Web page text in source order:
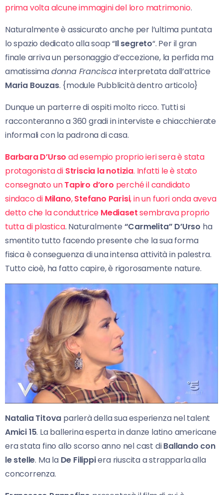
prima volta alcune immagini del loro matrimonio.
Naturalmente è assicurato anche per l’ultima puntata
lo spazio dedicato alla soap “Il segreto“. Per il gran
finale arriva un personaggio d’eccezione, la perfida ma
amatissimadonna Franciscainterpretata dall’attrice
Maria Bouzas. {module Pubblicità dentro articolo}
Dunque un parterre di ospiti molto ricco. Tutti si
racconteranno a 360 gradi in interviste e chiacchierate
informali con la padrona di casa.
Barbara D’Urso ad esempio proprio ieri sera è stata
protagonista di Striscia la notizia. Infatti le è stato
consegnato unTapiro d’oro perché il candidato
sindaco di Milano,Stefano Parisi, in un fuori onda aveva
detto che la conduttrice Mediasetsembrava proprio
tutta di plastica. Naturalmente “Carmelita” D’Urso ha
smentito tutto facendo presente che la sua forma
fisica è conseguenza di una intensa attività in palestra.
Tutto cioè, ha fatto capire, è rigorosamente nature.
Natalia Titova parlerà della sua esperienza nel talent
Amici 15. La ballerina esperta in danze latino americane
era stata fino allo scorso anno nel cast diBallando con
le stelle. Ma la De Filippiera riuscita a strapparla alla
concorrenza.